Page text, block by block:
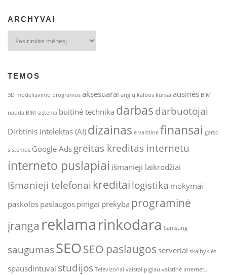
ARCHYVAI
TEMOS
3D modeliavimo programos aksesuarai anglų kalbos kursai ausinės BIM
nauda BIM sistema buitinė technika darbas darbuotojai
Dirbtinis intelektas (AI)dizainas e vaistine finansai garso
sistemos Google Adsgreitas kreditas internetu
interneto puslapiai išmanieji laikrodžiai
Išmanieji telefonai kreditai logistika mokymai
paskolospaslaugospinigai prekyba programinė
įranga reklamarinkodara Samsung
saugumas SEOSEO paslaugos serveriai skalbyklės
spausdintuvai studijos Televizoriai vaistai pigiau vaistinė internetu